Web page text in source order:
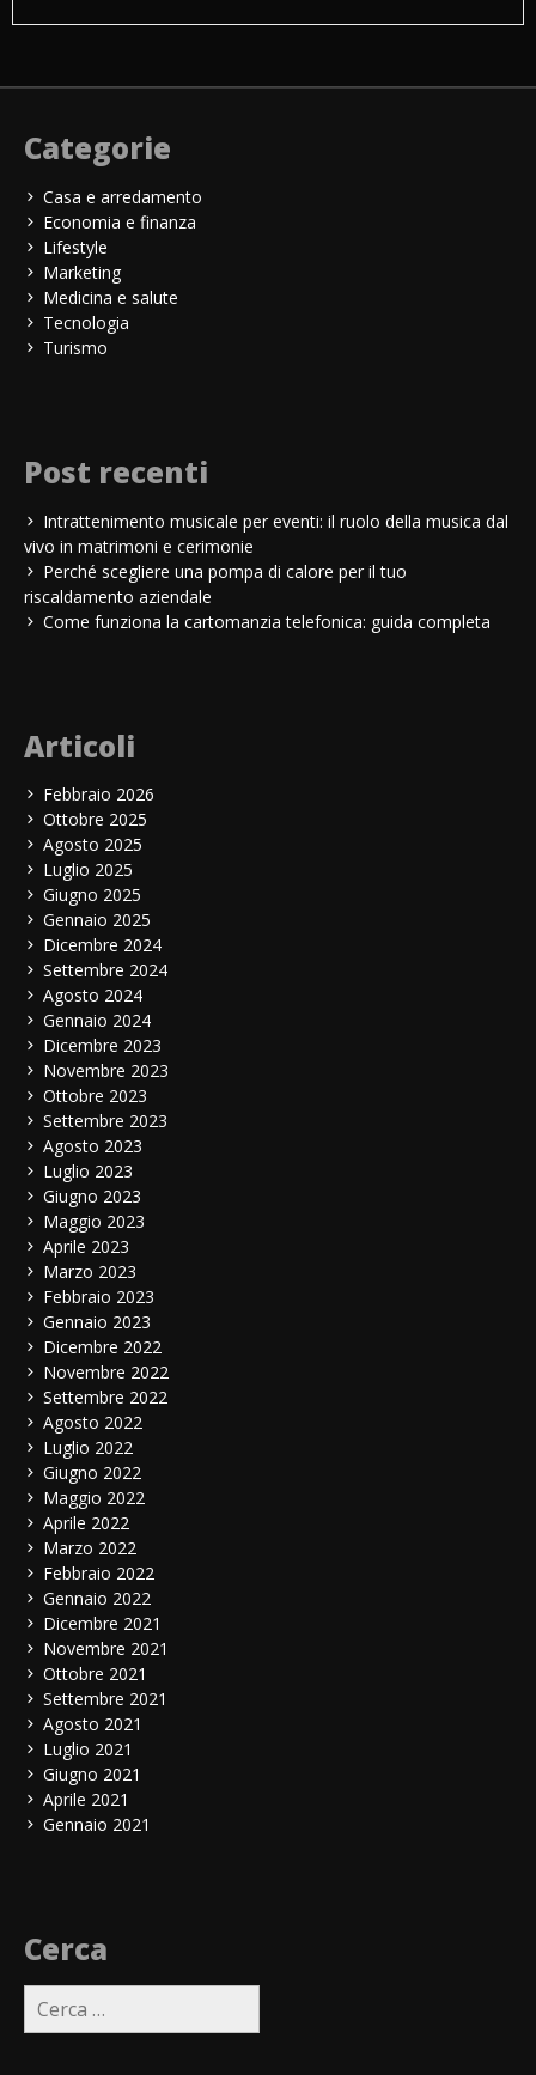
Categorie
Casa e arredamento
Economia e finanza
Lifestyle
Marketing
Medicina e salute
Tecnologia
Turismo
Post recenti
Intrattenimento musicale per eventi: il ruolo della musica dal
vivo in matrimoni e cerimonie
Perché scegliere una pompa di calore per il tuo
riscaldamento aziendale
Come funziona la cartomanzia telefonica: guida completa
Articoli
Febbraio 2026
Ottobre 2025
Agosto 2025
Luglio 2025
Giugno 2025
Gennaio 2025
Dicembre 2024
Settembre 2024
Agosto 2024
Gennaio 2024
Dicembre 2023
Novembre 2023
Ottobre 2023
Settembre 2023
Agosto 2023
Luglio 2023
Giugno 2023
Maggio 2023
Aprile 2023
Marzo 2023
Febbraio 2023
Gennaio 2023
Dicembre 2022
Novembre 2022
Settembre 2022
Agosto 2022
Luglio 2022
Giugno 2022
Maggio 2022
Aprile 2022
Marzo 2022
Febbraio 2022
Gennaio 2022
Dicembre 2021
Novembre 2021
Ottobre 2021
Settembre 2021
Agosto 2021
Luglio 2021
Giugno 2021
Aprile 2021
Gennaio 2021
Cerca
Ricerca
per: